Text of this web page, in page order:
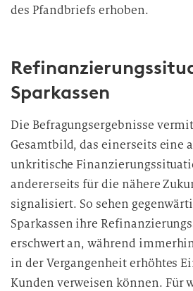
des Pfandbriefs erhoben.
Sparkassen
Die Befragungsergebnisse
Gesamtbild, das einerseits eine
unkritische
andererseits für die nähere
signalisiert. So sehen
Sparkassen ihre
erschwert an, während
in der Vergangenheit erhöhtes
Kunden verweisen können. Für